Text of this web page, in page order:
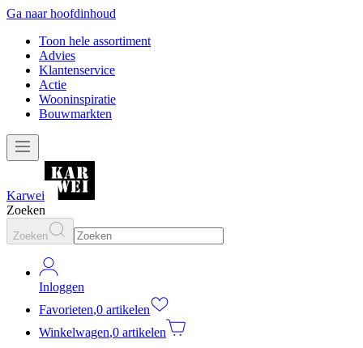
Ga naar hoofdinhoud
Toon hele assortiment
Advies
Klantenservice
Actie
Wooninspiratie
Bouwmarkten
Karwei
Zoeken
Zoeken
Inloggen
Favorieten,0 artikelen
Winkelwagen,0 artikelen